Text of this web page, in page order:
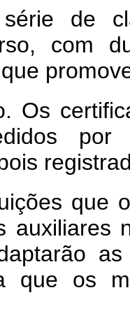
de
com
Os
por
que
auxiliares
que os